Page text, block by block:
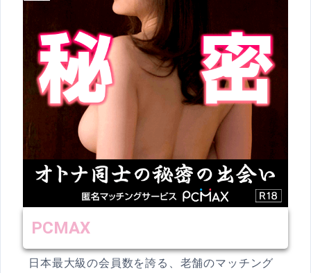
PCMAX
日本最大級の会員数を誇る、老舗のマッチング